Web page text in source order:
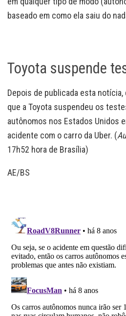
baseado em como ela saiu do
Toyota suspende
Depois de publicada esta
que a Toyota suspendeu os
autônomos nos Estados Unidos
acidente com o carro da Uber. (
17h52 hora de Brasília)
AE/BS